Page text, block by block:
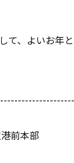
て、よいお年
前本部